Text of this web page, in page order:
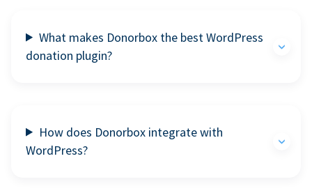
What makes Donorbox the best WordPress
donation plugin?
How does Donorbox integrate with
WordPress?